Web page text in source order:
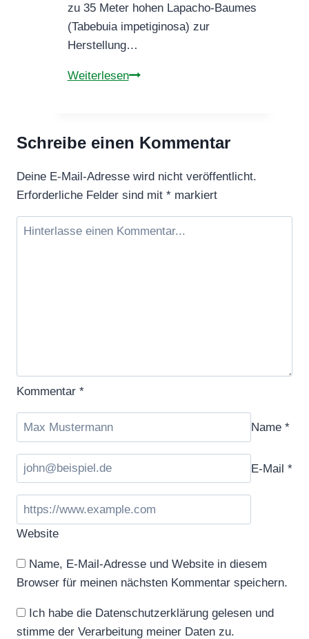
zu 35 Meter hohen Lapacho-Baumes
(Tabebuia impetiginosa) zur
Herstellung…
WeiterlesenHilft
Anwendung,
Schreibe einen Kommentar
Deine E-Mail-Adresse wird nicht veröffentlicht.
Erforderliche Felder sind mit * markiert
Kommentar *
Name *
E-Mail *
Website
Name, E-Mail-Adresse und Website in diesem
Browser für meinen nächsten Kommentar speichern.
Ich habe die Datenschutzerklärung gelesen und
stimme der Verarbeitung meiner Daten zu.